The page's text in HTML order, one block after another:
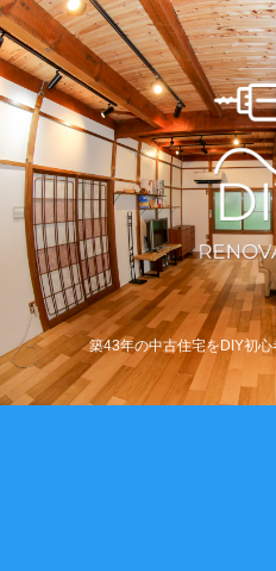
築43年の中古住宅をDIY初